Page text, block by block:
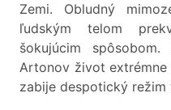
Zemi. Obludný
ľudským telom
šokujúcim
Artonov život
zabije despotický